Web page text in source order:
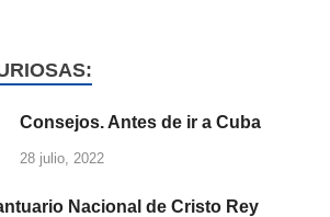
Consejos. Antes de ir a Cuba
28 julio, 2022
Nacional de Cristo Rey